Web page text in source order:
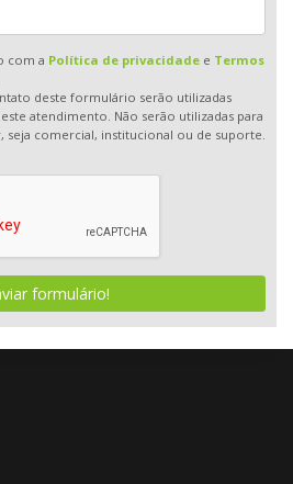
com a Política de privacidadee Termos
deste formulário serão utilizadas
atendimento. Não serão utilizadas para
comercial, institucional ou de suporte.
formulário!